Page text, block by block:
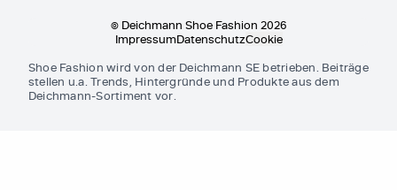
© Deichmann Shoe Fashion 2026
ImpressumDatenschutzCookie
Shoe Fashion wird von der Deichmann SE betrieben. Beiträge
stellen u.a. Trends, Hintergründe und Produkte aus dem
Deichmann-Sortiment vor.